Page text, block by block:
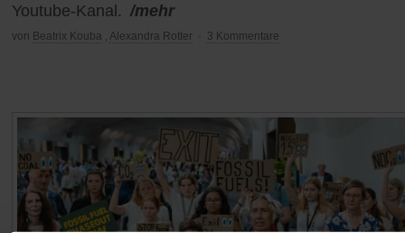
Youtube-Kanal. /mehr
von Beatrix Kouba , Alexandra Rotter 3 Kommentare